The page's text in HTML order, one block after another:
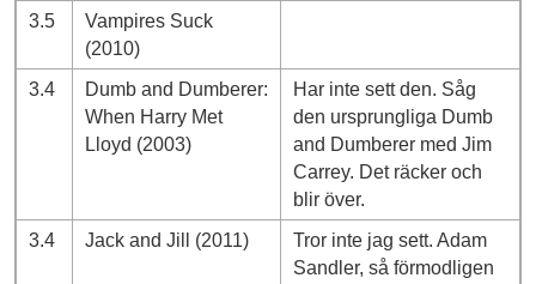
3.5
Vampires Suck
(2010)
3.4
Dumb and Dumberer:
When Harry Met
Lloyd (2003)
Har inte sett den. Såg
den ursprungliga Dumb
and Dumberer med Jim
Carrey. Det räcker och
blir över.
3.4
Jack and Jill (2011)
Tror inte jag sett. Adam
Sandler, så förmodligen